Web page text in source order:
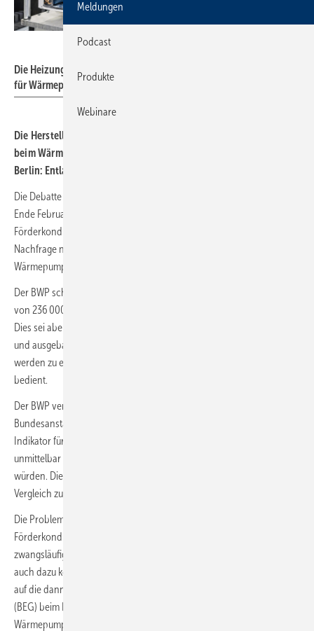
Die Heizungshersteller haben kräftig in neue Fertigungskapazität
für Wärmepumpen investiert und benötigen eine klare Perspektive.
Die Hersteller von Wärme­pumpen fürchten einen Rück­schlag
beim Wärme­pumpen­hoch­lauf und fordern ein starkes Signal aus
Berlin: Entlastungen beim Strom­preis.
Die Debatte rund um die Novelle des Gebäudeenergiegesetzes seit
Ende Februar 2023 und noch nicht abschließend bekannte
Förderkonditionen für den Heizungsaustausch ab 2024 haben die
Nachfrage nach Wärmepumpen nach Angaben des Bundesverband
Wärmepumpe (BWP) stark einbrechen lassen.
Der BWP schätzt, dass im Jahr 2023 der Absatz an Wärmepumpen
von 236 000 auf etwa 330 000 bis 350 000 Einheiten steigen wird.
Dies sei aber eine Folge der sehr guten Nachfrage aus dem Jahr 2022
und ausgebauter Produktionskapazitäten der Hersteller. Sprich: 2023
werden zu einem großen Teil Kaufentscheidungen aus dem Jahr 2022
bedient.
Der BWP verweist darauf, dass die Wärmepumpenförderung der
Bundesanstalt für Wirtschaft und Ausfuhrkontrolle (BAFA) ein besserer
Indikator für die aktuelle Nachfrage sei, weil Förderanträge
unmittelbar vor Beauftragung einer neuen Wärmepumpe gestellt
würden. Die Anzahl der monatlichen Förderanträge ist hier im
Vergleich zum Vorjahr um 73 % zurückgegangen.
Die Problematik der noch nicht abschließend bekannten
Förderkonditionen ist allgemein bekannt, sie spricht allerdings nichts
zwangsläufig für eine anhaltende Nachfrageschwäche – es könnte
auch dazu kommen, dass es Anfang 2024 zu einem erneuten Ansturm
auf die dann novellierte Bundesförderung für effiziente Gebäude
(BEG) beim Heizungsaustausch kommt und insbesondere die
Wärmepumpenbranche davon profitiert, vgl.:
Meldungen
Podcast
Produkte
Webinare